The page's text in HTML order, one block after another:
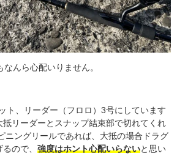
んら心配いりません。
ト、リーダー（フロロ）3号にしています
リーダーとスナップ結束部で切れてくれ
ニングリールであれば、大抵の場合ドラグ
ので、 強度はホント心配いらないと思い